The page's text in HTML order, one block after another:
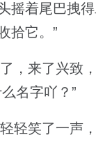
摇着尾巴拽
拾它。”
，来了兴致
名字吖？”
轻笑了一声，